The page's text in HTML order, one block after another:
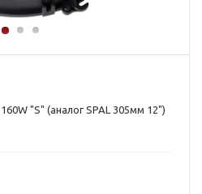
"S" (аналог SPAL 305мм 12")